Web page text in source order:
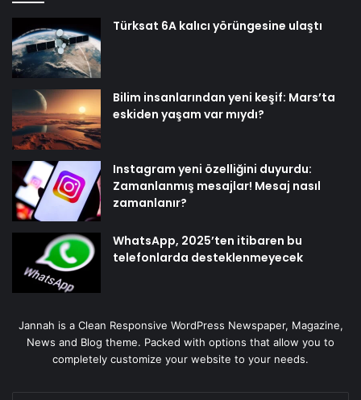
Türksat 6A kalıcı yörüngesine ulaştı
Bilim insanlarından yeni keşif: Mars’ta
eskiden yaşam var mıydı?
Instagram yeni özelliğini duyurdu:
Zamanlanmış mesajlar! Mesaj nasıl
zamanlanır?
WhatsApp, 2025’ten itibaren bu
telefonlarda desteklenmeyecek
Jannah is a Clean Responsive WordPress Newspaper, Magazine,
News and Blog theme. Packed with options that allow you to
completely customize your website to your needs.